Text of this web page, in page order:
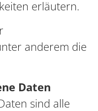
erläutern.
anderem die
Daten
sind alle